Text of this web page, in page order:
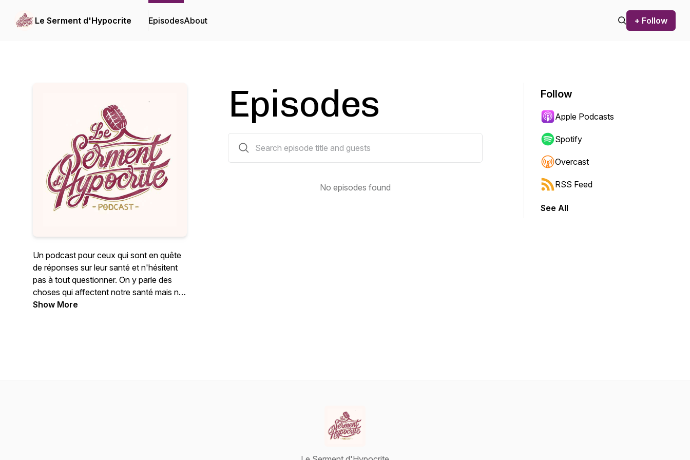
Le Serment d'Hypocrite EpisodesAbout + Follow
Un podcast pour ceux qui sont en quête
de réponses sur leur santé et n'hésitent
pas à tout questionner. On y parle des
choses qui affectent notre santé mais ne
se trouvent pas en pharmacie. Que ce
Show More
Episodes
No episodes found
Follow
Apple Podcasts
Spotify
Overcast
RSS Feed
See All